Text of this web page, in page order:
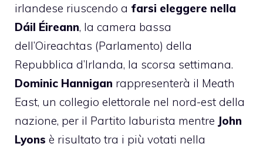
irlandese riuscendo a farsi eleggere nella
Dáil Éireann, la camera bassa
dell’Oireachtas (Parlamento) della
Repubblica d’Irlanda, la scorsa settimana.
Dominic Hannigan rappresenterà il Meath
East, un collegio elettorale nel nord-est della
nazione, per il Partito laburista mentre John
Lyons è risultato tra i più votati nella